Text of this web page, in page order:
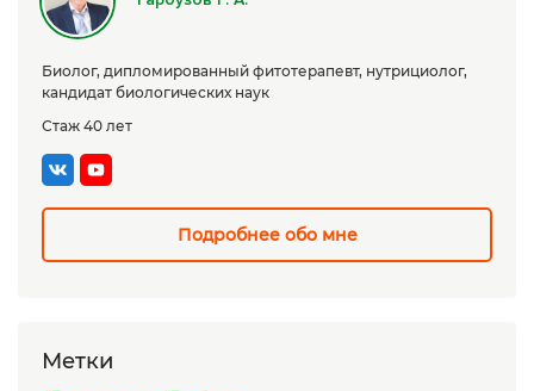
Сборы трав
Урбеч
Травяной чай
Специи
Крупы
Натуральные растительные масла
Натуральное мыло
Биолог, дипломированный фитотерапевт, нутрициолог,
кандидат биологических наук
Стаж 40 лет
Подробнее обо мне
Метки